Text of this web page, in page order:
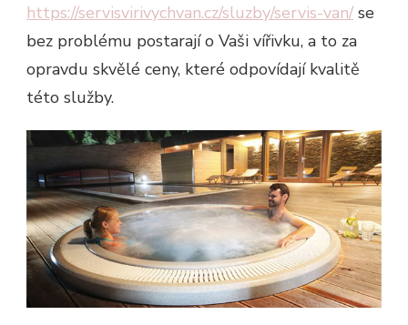
https://servisvirivychvan.cz/sluzby/servis-van/ se
bez problému postarají o Vaši vířivku, a to za
opravdu skvělé ceny, které odpovídají kvalitě
této služby.